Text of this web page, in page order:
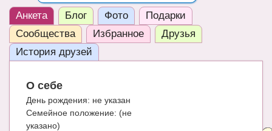
ЧАТ
КНИГИ
Сказки
ПСИХОЛОГИЯ
Анкета Блог Фото
Подарки
Сообщества
Избранное
Друзья
История друзей
О себе
День рождения: не указан
Семейное положение: (не
указано)